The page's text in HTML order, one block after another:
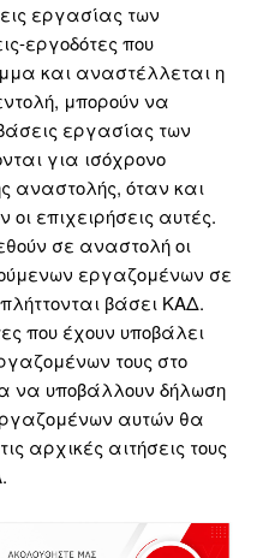
εργασίας των
εργοδότες που
και αναστέλλεται η
μπορούν να
εργασίας των
για ισόχρονο
αναστολής, όταν και
επιχειρήσεις αυτές.
σε αναστολή οι
εργαζομένων σε
βάσει ΚΑΔ.
που έχουν υποβάλει
τους στο
να υποβάλλουν δήλωση
αυτών θα
αρχικές αιτήσεις τους